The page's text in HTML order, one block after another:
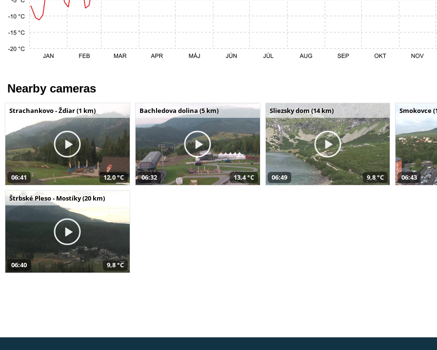
Nearby cameras
Strachankovo - Ždiar (1 km)
06:41 12,0 °C
Bachledova dolina (5 km)
06:32 13,4 °C
Sliezsky dom (14 km)
06:49 9,8 °C
Smokovce
06:43
Štrbské Pleso - Mostíky (20 km)
06:40 9,8 °C